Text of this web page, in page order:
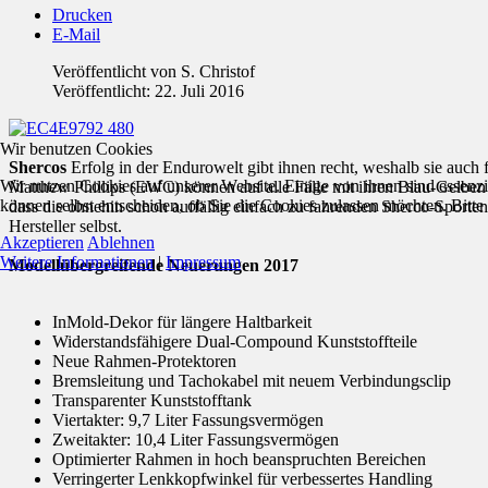
Drucken
E-Mail
Veröffentlicht von S. Christof
Veröffentlicht: 22. Juli 2016
Shercos Erfolg in der Endurowelt gibt ihnen recht, weshalb sie auch
Matthew Phillips (EWC) können auf alle Fälle mit ihren Blau-
dass die ohnehin schon auffällig einfach zu fahrenden Sherco-
Hersteller selbst.
Modellübergreifende Neuerungen 2017
InMold-Dekor für längere Haltbarkeit
Widerstandsfähigere Dual-Compound Kunststoffteile
Neue Rahmen-Protektoren
Bremsleitung und Tachokabel mit neuem Verbindungsclip
Transparenter Kunststofftank
Viertakter: 9,7 Liter Fassungsvermögen
Zweitakter: 10,4 Liter Fassungsvermögen
Optimierter Rahmen in hoch beanspruchten Bereichen
Verringerter Lenkkopfwinkel für verbessertes Handling
Wir benutzen Cookies
Wir nutzen Cookies auf unserer Website. Einige von ihnen sind
können selbst entscheiden, ob Sie die Cookies zulassen möchten.
Akzeptieren Ablehnen
Weitere Informationen|Impressum